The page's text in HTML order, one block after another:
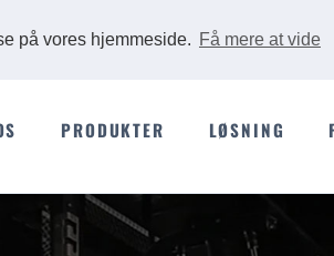
på vores hjemmeside. Få mere at vide
PRODUKTER LØSNING